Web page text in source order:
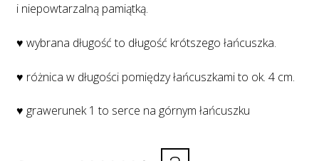
i niepowtarzalną pamiątką.
♥ wybrana długość to długość krótszego łańcuszka.
♥ różnica w długości pomiędzy łańcuszkami to ok. 4 cm.
♥ grawerunek 1 to serce na górnym łańcuszku